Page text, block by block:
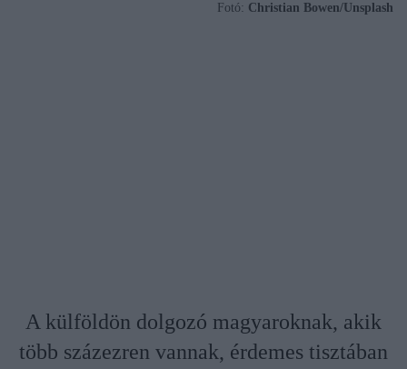
Fotó: Christian Bowen/Unsplash
A külföldön dolgozó magyaroknak, akik
több százezren vannak, érdemes tisztában